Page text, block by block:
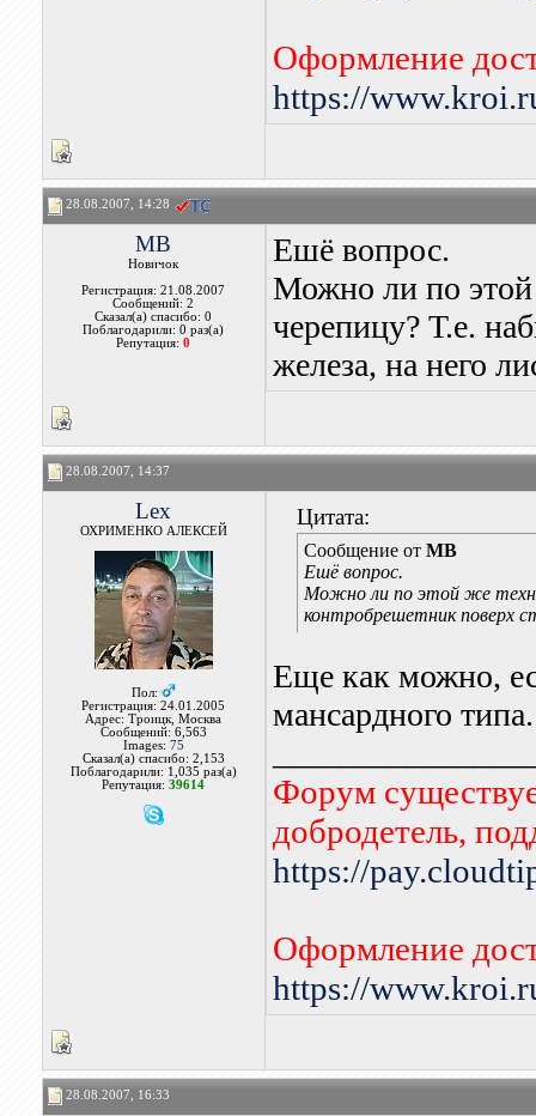
Оформление
https://
28.08.2007, 14:28
MB
Новичок
Регистрация: 21.08.2007
Сообщений: 2
Сказал(а) спасибо: 0
Поблагодарили: 0 раз(а)
Репутация:0
Ешё вопрос.
Можно ли по этой
черепицу? Т.е.
железа, на него
28.08.2007, 14:37
Lex
ОХРИМЕНКО АЛЕКСЕЙ
Пол:
Регистрация: 24.01.2005
Адрес: Троицк, Москва
Сообщений: 6,563
Images: 75
Сказал(а) спасибо: 2,153
Поблагодарили: 1,035 раз(а)
Репутация:39614
Цитата:
Сообщение от MB
Ешё вопрос.
Можно ли по этой же
контробрешетник поверх
Еще как можно,
мансардного типа.
Форум
добродетель,
https://
Оформление
https://
28.08.2007, 16:33